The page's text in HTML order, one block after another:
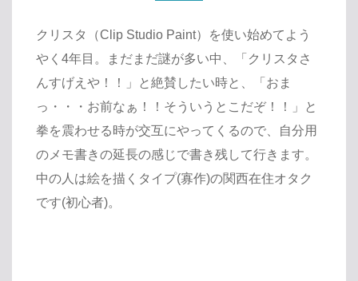
クリスタ（Clip Studio Paint）を使い始めてよう
やく4年目。まだまだ謎が多い中、「クリスタさ
んすげえや！！」と絶賛したい時と、「おま
っ・・・お前なぁ！！そういうとこだぞ！！」と
拳を震わせる時が交互にやってくるので、自分用
のメモ書きの延長の感じで書き残して行きます。
中の人は絵を描くタイプ(寡作)の関西在住オタク
です(初心者)。